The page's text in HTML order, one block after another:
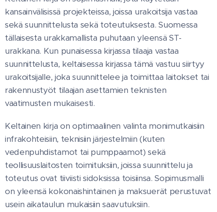
kansainvälisissä projekteissa, joissa urakoitsija vastaa
sekä suunnittelusta sekä toteutuksesta. Suomessa
tällaisesta urakkamallista puhutaan yleensä ST-
urakkana. Kun punaisessa kirjassa tilaaja vastaa
suunnittelusta, keltaisessa kirjassa tämä vastuu siirtyy
urakoitsijalle, joka suunnittelee ja toimittaa laitokset tai
rakennustyöt tilaajan asettamien teknisten
vaatimusten mukaisesti.
Keltainen kirja on optimaalinen valinta monimutkaisiin
infrakohteisiin, teknisiin järjestelmiin (kuten
vedenpuhdistamot tai pumppaamot) sekä
teollisuuslaitosten toimituksiin, joissa suunnittelu ja
toteutus ovat tiiviisti sidoksissa toisiinsa. Sopimusmalli
on yleensä kokonaishintainen ja maksuerät perustuvat
usein aikataulun mukaisiin saavutuksiin.